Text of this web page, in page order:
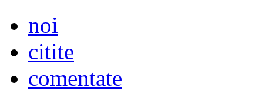
noi
citite
comentate